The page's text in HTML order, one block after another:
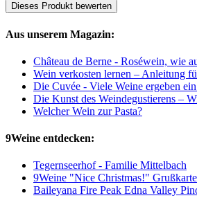
Dieses Produkt bewerten
Aus unserem Magazin:
Château de Berne - Roséwein, wie
Wein verkosten lernen – Anleitung
Die Cuvée - Viele Weine ergeben
Die Kunst des Weindegustierens –
Welcher Wein zur Pasta?
9Weine entdecken:
Tegernseerhof - Familie Mittelbach
9Weine "Nice Christmas!" Grußkarte
Baileyana Fire Peak Edna Valley